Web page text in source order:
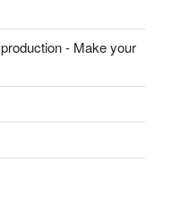
- Make your